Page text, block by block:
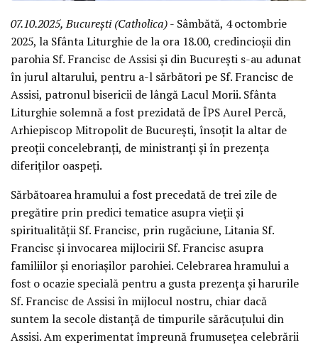
07.10.2025, București (Catholica)- Sâmbătă, 4 octombrie
2025, la Sfânta Liturghie de la ora 18.00, credincioșii din
parohia Sf. Francisc de Assisi și din București s-au adunat
în jurul altarului, pentru a-l sărbători pe Sf. Francisc de
Assisi, patronul bisericii de lângă Lacul Morii. Sfânta
Liturghie solemnă a fost prezidată de ÎPS Aurel Percă,
Arhiepiscop Mitropolit de București, însoțit la altar de
preoții concelebranți, de ministranți și în prezența
diferiților oaspeți.
Sărbătoarea hramului a fost precedată de trei zile de
pregătire prin predici tematice asupra vieții și
spiritualității Sf. Francisc, prin rugăciune, Litania Sf.
Francisc și invocarea mijlocirii Sf. Francisc asupra
familiilor și enoriașilor parohiei. Celebrarea hramului a
fost o ocazie specială pentru a gusta prezența și harurile
Sf. Francisc de Assisi în mijlocul nostru, chiar dacă
suntem la secole distanță de timpurile sărăcuțului din
Assisi. Am experimentat împreună frumusețea celebrării